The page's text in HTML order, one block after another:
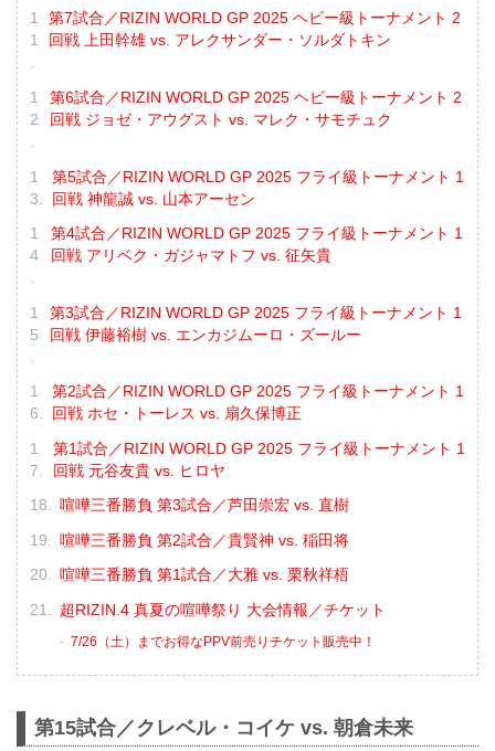
第7試合／RIZIN WORLD GP 2025 ヘビー級トーナメント 2
回戦 上田幹雄 vs. アレクサンダー・ソルダトキン
第6試合／RIZIN WORLD GP 2025 ヘビー級トーナメント 2
回戦 ジョゼ・アウグスト vs. マレク・サモチュク
第5試合／RIZIN WORLD GP 2025 フライ級トーナメント 1
回戦 神龍誠 vs. 山本アーセン
第4試合／RIZIN WORLD GP 2025 フライ級トーナメント 1
回戦 アリベク・ガジャマトフ vs. 征矢貴
第3試合／RIZIN WORLD GP 2025 フライ級トーナメント 1
回戦 伊藤裕樹 vs. エンカジムーロ・ズールー
第2試合／RIZIN WORLD GP 2025 フライ級トーナメント 1
回戦 ホセ・トーレス vs. 扇久保博正
第1試合／RIZIN WORLD GP 2025 フライ級トーナメント 1
回戦 元谷友貴 vs. ヒロヤ
喧嘩三番勝負 第3試合／芦田崇宏 vs. 直樹
喧嘩三番勝負 第2試合／貴賢神 vs. 稲田将
喧嘩三番勝負 第1試合／大雅 vs. 栗秋祥梧
超RIZIN.4 真夏の喧嘩祭り 大会情報／チケット
7/26（土）までお得なPPV前売りチケット販売中！
第15試合／クレベル・コイケ vs. 朝倉未来